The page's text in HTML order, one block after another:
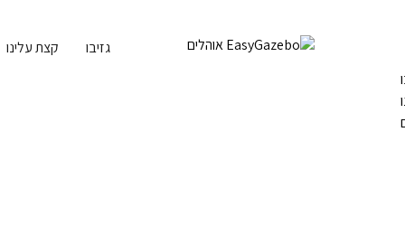
גזיבו קצת עלינו